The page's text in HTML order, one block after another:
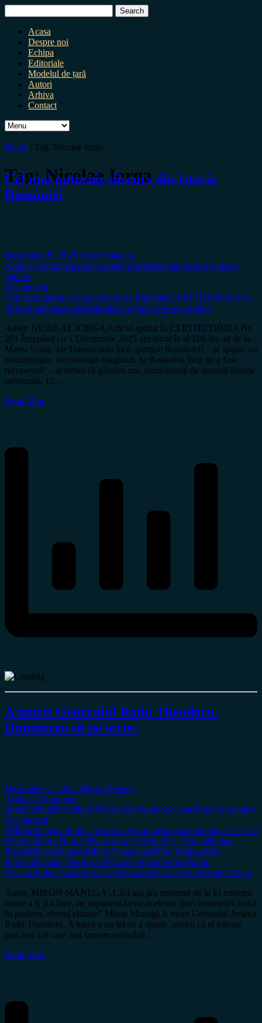
for:
Acasa
Despre noi
Echipa
Editoriale
Modelul de țară
Autori
Arhiva
Contact
Home / Tag: Nicolae Iorga
Tag:Nicolae Iorga
Cel mai puternic discurs din istoria
României
December 29, 2025 Miron Manega
ArhivaCertitudinea printCredințăIstorieModelul de țarăTema de
gândire
0 Comment
Cel mai puternic discurs din istoria RomânieiCERTITUDINEA Nr.
201certitudinea.comcertitudinea.roNicolae Iorgaortodox
Autor: NICOLAE IORGA Articol apărut în CERTITUDINEA Nr.
201 Începând cu 1 Decembrie 2025 am intrat în al 108-lea an de la
Marea Unire. Iar Transilvania încă aparține României! – ar spune, cu
nemulțumire, secesioniștii maghiari. Și Basarabia încă nu a fost
recuperată! – ar trebui să gândim noi, nemulțumiți de această datorie
neonorată. Ei,…
Read More
A murit Generalul Radu Theodoru.
Dumnezeu să ne ierte!
December 11, 2025 Miron Manega
ArhivaCertitudinea
printCredințăDezvăluiriINFOIstorieOpiniiSocietateTema de gândire
0 Comment
#MironManega#RaduTheodorucertitudinea.comcertitudinea.roCezar
IvănescuDoru Dinu GlăvanGeorge CoșbucI.L. CaragialeIoan
RoșcaMihai EminescuMihai VinereanuMiron ManegaNae
IonescuNicolae DensușianuNicolae IorgaortodoxPamfil
ȘeicaruRadu TheodoruVasile AlecsandriVasile ContaVasile Pârvan
Autor: MIRON MANEGA „Căci așa am moștenit de la Ei tristețea
dintre a fi și a face, ne supunem lucizi aceleiași mari resemnări: ucisă
fu pasărea, zborul rămase” Miron Manega A murit Generalul Aviator
Radu Theodoru. A murit e un fel de a spune, pentru că el trăiește
prin noi, cei care mai suntem racordați…
Read More